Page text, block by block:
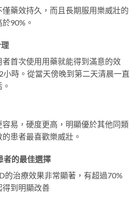
藥效持久，而且長期服用樂威壯的
90%。
首次使用用藥就能得到滿意的效
小時。從當天傍晚到第二天清晨一直
易，硬度更高，明顯優於其他同類
患者最喜歡樂威壯。
者的最佳選擇
的治療效果非常顯著，有超過70%
得到明顯改善